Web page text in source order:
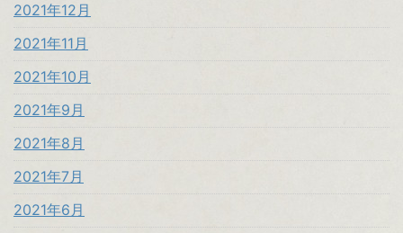
2021年12月
2021年11月
2021年10月
2021年9月
2021年8月
2021年7月
2021年6月